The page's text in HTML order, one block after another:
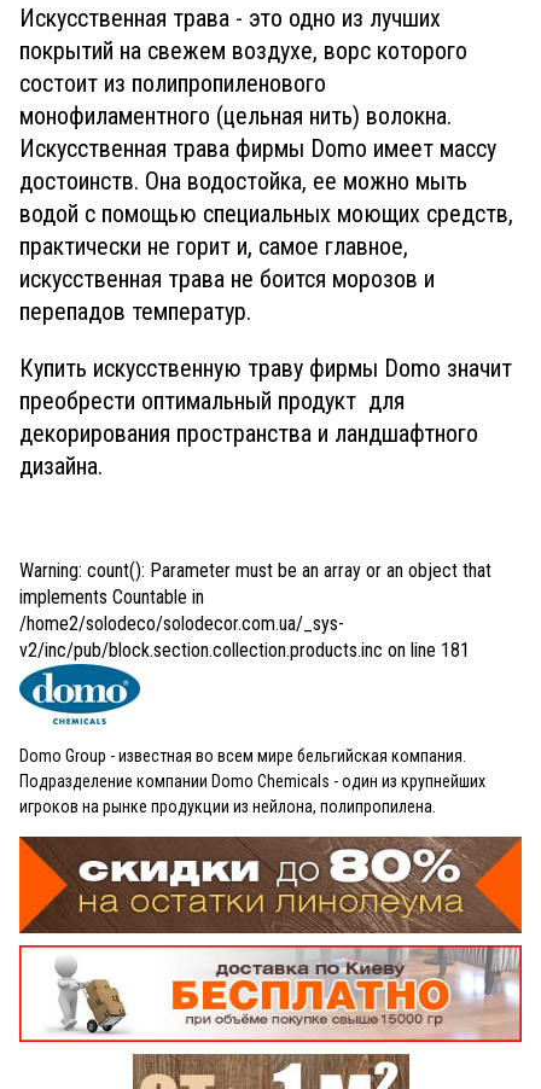
Искусственная трава - это одно из лучших
покрытий на свежем воздухе, ворс которого
состоит из полипропиленового
монофиламентного (цельная нить) волокна.
Искусственная трава фирмы Domo имеет массу
достоинств. Она водостойка, ее можно мыть
водой с помощью специальных моющих средств,
практически не горит и, самое главное,
искусственная трава не боится морозов и
перепадов температур.
Купить искусственную траву фирмы Domo значит
преобрести оптимальный продукт для
декорирования пространства и ландшафтного
дизайна.
Warning: count(): Parameter must be an array or an object that
implements Countable in
/home2/solodeco/solodecor.com.ua/_sys-
v2/inc/pub/block.section.collection.products.inc on line 181
Domo Group - известная во всем мире бельгийская компания.
Подразделение компании Domo Chemicals - один из крупнейших
игроков на рынке продукции из нейлона, полипропилена.